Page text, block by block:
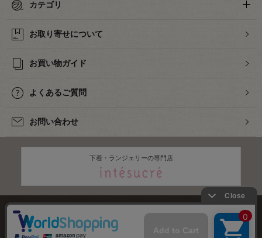
カテゴリ
お取り寄せについて
お買い物ガイド
よくあるご質問
お問い合わせ
下着・ランジェリーの専門店
株式会社オカダヤ 会社概要